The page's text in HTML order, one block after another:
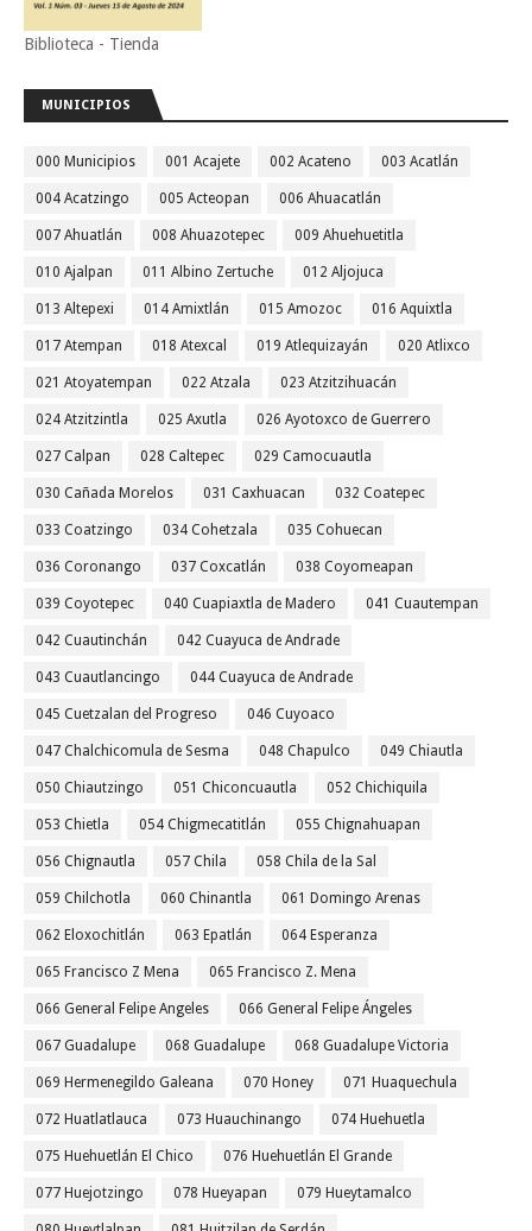
Biblioteca - Tienda
MUNICIPIOS
000 Municipios 001 Acajete 002 Acateno 003 Acatlán
004 Acatzingo 005 Acteopan 006 Ahuacatlán
007 Ahuatlán 008 Ahuazotepec 009 Ahuehuetitla
010 Ajalpan 011 Albino Zertuche 012 Aljojuca
013 Altepexi 014 Amixtlán 015 Amozoc 016 Aquixtla
017 Atempan 018 Atexcal 019 Atlequizayán 020 Atlixco
021 Atoyatempan 022 Atzala 023 Atzitzihuacán
024 Atzitzintla 025 Axutla 026 Ayotoxco de Guerrero
027 Calpan 028 Caltepec 029 Camocuautla
030 Cañada Morelos 031 Caxhuacan 032 Coatepec
033 Coatzingo 034 Cohetzala 035 Cohuecan
036 Coronango 037 Coxcatlán 038 Coyomeapan
039 Coyotepec 040 Cuapiaxtla de Madero 041 Cuautempan
042 Cuautinchán 042 Cuayuca de Andrade
043 Cuautlancingo 044 Cuayuca de Andrade
045 Cuetzalan del Progreso 046 Cuyoaco
047 Chalchicomula de Sesma 048 Chapulco 049 Chiautla
050 Chiautzingo 051 Chiconcuautla 052 Chichiquila
053 Chietla 054 Chigmecatitlán 055 Chignahuapan
056 Chignautla 057 Chila 058 Chila de la Sal
059 Chilchotla 060 Chinantla 061 Domingo Arenas
062 Eloxochitlán 063 Epatlán 064 Esperanza
065 Francisco Z Mena 065 Francisco Z. Mena
066 General Felipe Angeles 066 General Felipe Ángeles
067 Guadalupe 068 Guadalupe 068 Guadalupe Victoria
069 Hermenegildo Galeana 070 Honey 071 Huaquechula
072 Huatlatlauca 073 Huauchinango 074 Huehuetla
075 Huehuetlán El Chico 076 Huehuetlán El Grande
077 Huejotzingo 078 Hueyapan 079 Hueytamalco